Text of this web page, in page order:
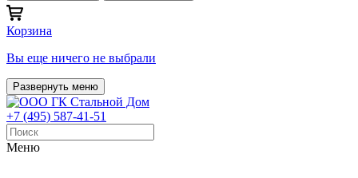
Корзина
Вы еще ничего не выбрали
Развернуть меню
+7 (495) 587-41-51
Меню